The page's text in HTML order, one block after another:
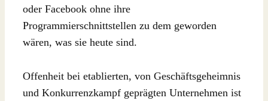
oder Facebook ohne ihre
Programmierschnittstellen zu dem geworden
wären, was sie heute sind.
Offenheit bei etablierten, von Geschäftsgeheimnis
und Konkurrenzkampf geprägten Unternehmen ist